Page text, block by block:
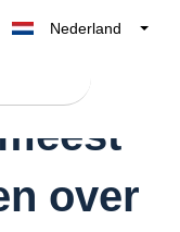
Nederland
België
UK
je
over